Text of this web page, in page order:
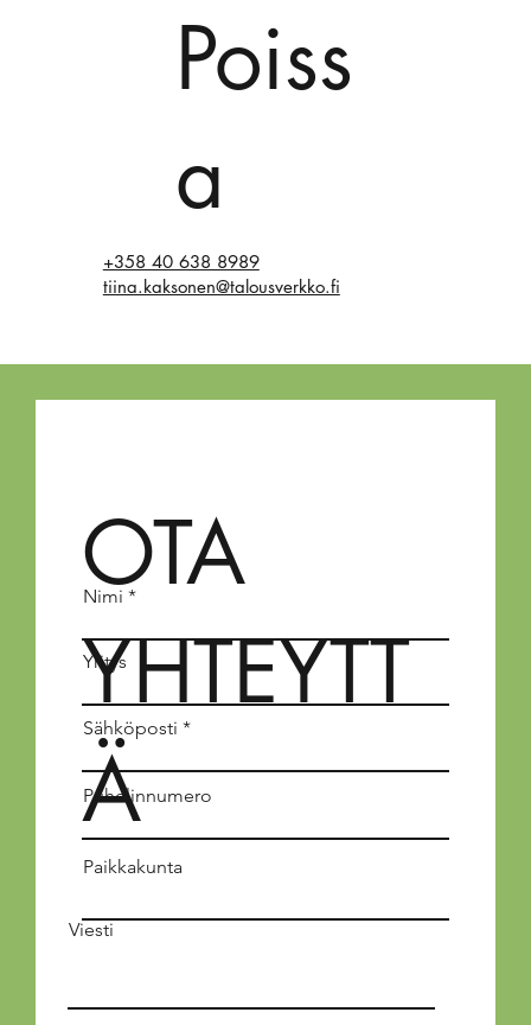
Poiss
a
+358 40 638 8989
tiina.kaksonen@talousverkko.fi
OTA
YHTEYTT
Ä
Nimi
Yritys
Sähköposti
Puhelinnumero
Viesti
Paikkakunta